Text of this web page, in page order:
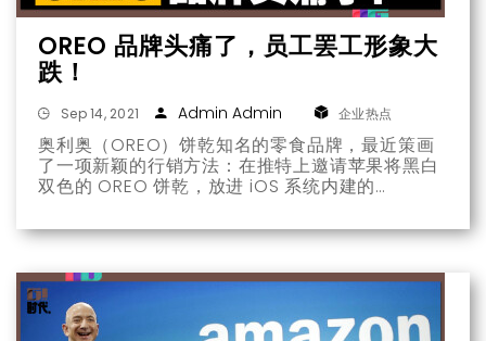
OREO 品牌头痛了，员工罢工形象大
跌！
Sep 14, 2021 Admin Admin 企业热点
奥利奥（OREO）饼乾知名的零食品牌，最近策画
了一项新颖的行销方法：在推特上邀请苹果将黑白
双色的 OREO 饼乾，放进 iOS 系统内建的